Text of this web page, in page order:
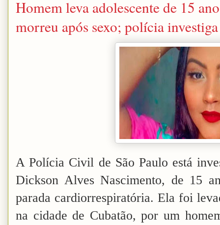
Homem leva adolescente de 15
morreu após sexo; polícia investiga
A Polícia Civil de São Paulo está
Dickson Alves Nascimento, de 15
parada cardiorrespiratória. Ela foi
na cidade de Cubatão, por um